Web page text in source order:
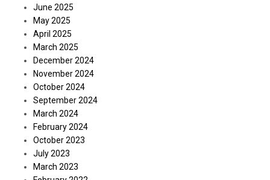
June 2025
May 2025
April 2025
March 2025
December 2024
November 2024
October 2024
September 2024
March 2024
February 2024
October 2023
July 2023
March 2023